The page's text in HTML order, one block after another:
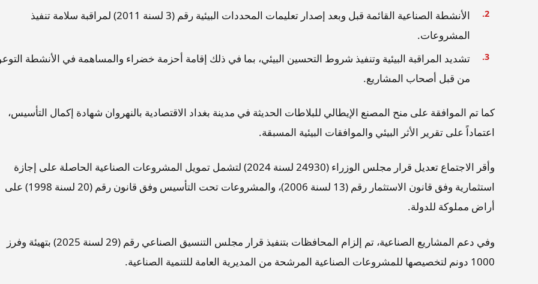
الأنشطة الصناعية القائمة قبل وبعد إصدار تعليمات المحددات البيئية رقم (3 لسنة 2011) لمراقبة سلامة تنفيذ
المشروعات.
تشديد المراقبة البيئية وتنفيذ شروط التحسين البيئي، بما في ذلك إقامة أحزمة خضراء والمساهمة في الأنشطة
من قبل أصحاب المشاريع.
كما تم الموافقة على منح المصنع الإيطالي للبلاطات الحديثة في مدينة بغداد الاقتصادية بالنهروان شهادة إكمال التأسيس،
اعتماداً على تقرير الأثر البيئي والموافقات البيئية المسبقة.
وأقر الاجتماع تعديل قرار مجلس الوزراء (24930 لسنة 2024) لتشمل تمويل المشروعات الصناعية الحاصلة على إجازة
استثمارية وفق قانون الاستثمار رقم (13 لسنة 2006)، والمشروعات تحت التأسيس وفق قانون رقم (20 لسنة 1998) على
أراض مملوكة للدولة.
وفي دعم المشاريع الصناعية، تم إلزام المحافظات بتنفيذ قرار مجلس التنسيق الصناعي رقم (29 لسنة 2025) بتهيئة وفرز
1000 دونم لتخصيصها للمشروعات الصناعية المرشحة من المديرية العامة للتنمية الصناعية.